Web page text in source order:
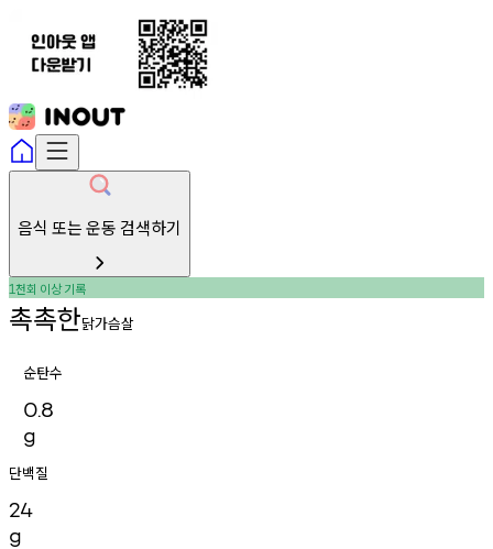
음식 또는 운동 검색하기
1천회 이상기록
촉촉한닭가슴살
순탄수
0.8
g
단백질
24
g